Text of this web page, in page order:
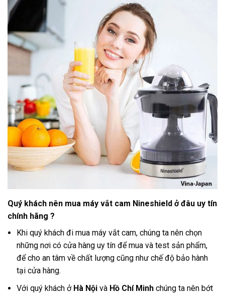
Quý khách nên mua máy vắt cam Nineshield ở đâu uy tín
chính hãng ?
Khi quý khách đi mua máy vắt cam, chúng ta nên chọn
những nơi có cửa hàng uy tín để mua và test sản phẩm,
để cho an tâm về chất lượng cũng như chế độ bảo hành
tại cửa hàng.
Với quý khách ở Hà Nội và Hồ Chí Minh chúng ta nên bớt